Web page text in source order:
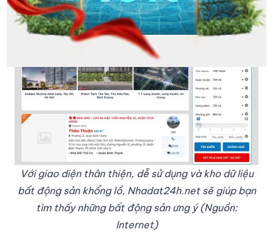
Với giao diện thân thiện, dễ sử dụng và kho dữ liệu
bất động sản khổng lồ, Nhadat24h.net sẽ giúp bạn
tìm thấy những bất động sản ưng ý (Nguồn:
Internet)